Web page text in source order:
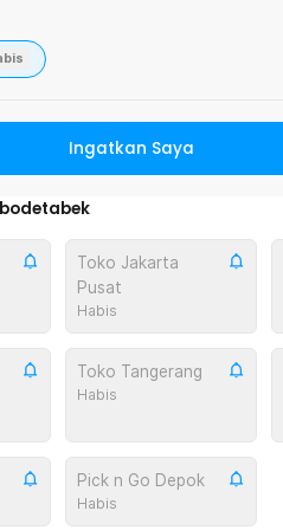
Ingatkan Saya
Toko Jakarta
Pusat
Habis
Toko Tangerang
Habis
Pick n Go Depok
Habis